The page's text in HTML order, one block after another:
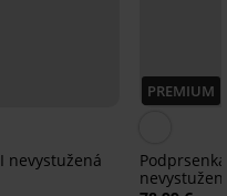
nevystužená
PREMIUM